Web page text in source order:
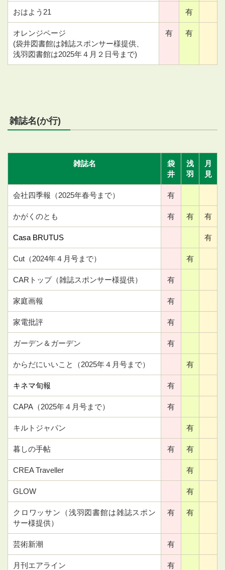
おはよう21 有
オレンジページ
(袋井図書館は雑誌スポンサー様提供、
浅羽図書館は2025年４月２日号まで)
有 有
雑誌名(か行)
雑誌名
袋
井
浅
羽
月
見
会社四季報（2025年春号まで） 有
かがくのとも 有 有 有
Casa BRUTUS 有
Cut（2024年４月号まで） 有
CARトップ（雑誌スポンサー様提供） 有
家庭画報 有
家電批評 有
ガーデン＆ガーデン 有
からだにいいこと（2025年４月号まで） 有
キネマ旬報 有
CAPA（2025年４月号まで） 有
キルトジャパン 有
暮しの手帖 有 有
CREA Traveller 有
GLOW 有
クロワッサン（浅羽図書館は雑誌スポン
サー様提供）
有 有
芸術新潮 有
月刊エアライン 有